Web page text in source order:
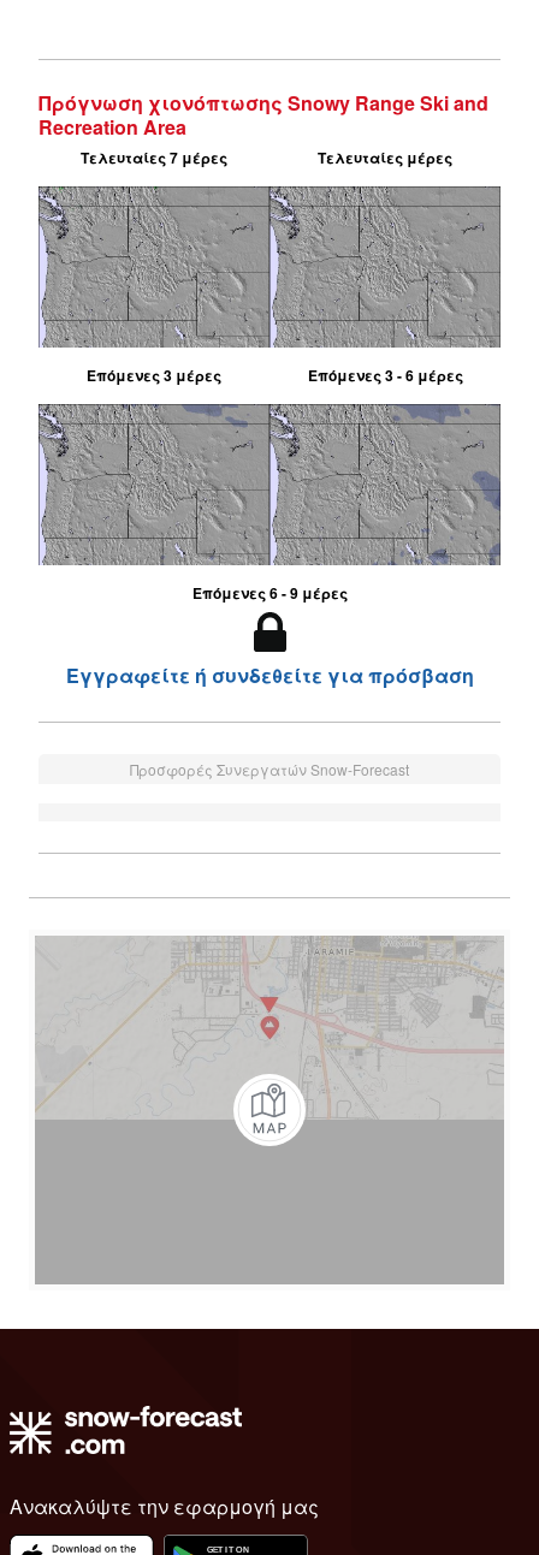
Πρόγνωση χιονόπτωσης Snowy Range Ski and
Recreation Area
Τελευταίες 7 μέρες Τελευταίες μέρες
Επόμενες 3 μέρες Επόμενες 3 - 6 μέρες
Επόμενες 6 - 9 μέρες
Εγγραφείτε ή συνδεθείτε για πρόσβαση
Προσφορές Συνεργατών Snow-Forecast
Ανακαλύψτε την εφαρμογή μας